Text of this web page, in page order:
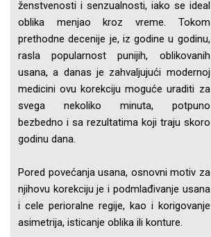
ženstvenosti i senzualnosti, iako se ideal
oblika menjao kroz vreme. Tokom
prethodne decenije je, iz godine u godinu,
rasla popularnost punijih, oblikovanih
usana, a danas je zahvaljujući modernoj
medicini ovu korekciju moguće uraditi za
svega nekoliko minuta, potpuno
bezbedno i sa rezultatima koji traju skoro
godinu dana.
Pored povećanja usana, osnovni motiv za
njihovu korekciju je i podmlađivanje usana
i cele perioralne regije, kao i korigovanje
asimetrija, isticanje oblika ili konture.